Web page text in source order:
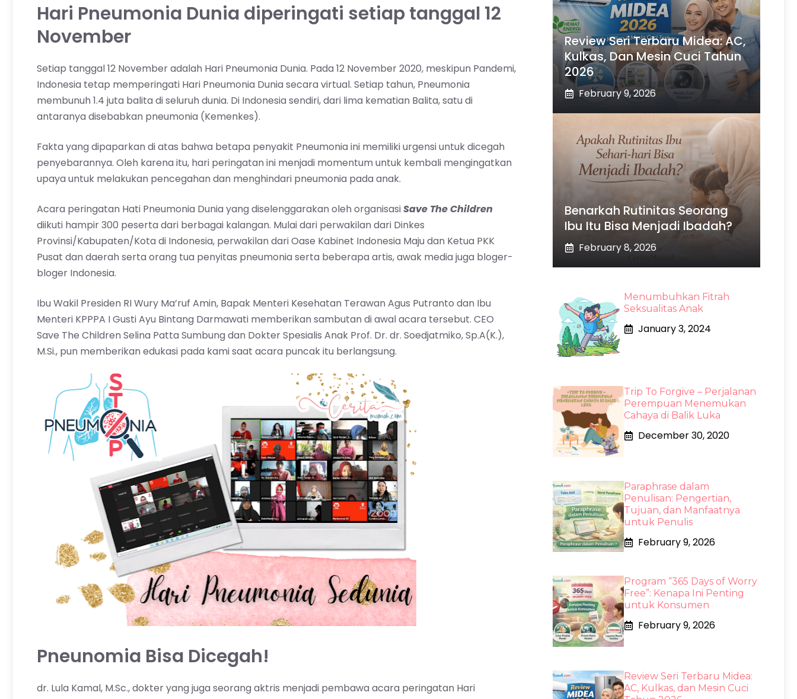
Hari Pneumonia Dunia diperingati setiap tanggal 12
November
Setiap tanggal 12 November adalah Hari Pneumonia Dunia. Pada 12 November 2020, meskipun Pandemi,
Indonesia tetap memperingati Hari Pneumonia Dunia secara virtual. Setiap tahun, Pneumonia
membunuh 1.4 juta balita di seluruh dunia. Di Indonesia sendiri, dari lima kematian Balita, satu di
antaranya disebabkan pneumonia (Kemenkes).
Fakta yang dipaparkan di atas bahwa betapa penyakit Pneumonia ini memiliki urgensi untuk dicegah
penyebarannya. Oleh karena itu, hari peringatan ini menjadi momentum untuk kembali mengingatkan
upaya untuk melakukan pencegahan dan menghindari pneumonia pada anak.
Acara peringatan Hati Pneumonia Dunia yang diselenggarakan oleh organisasiSave The Children
diikuti hampir 300 peserta dari berbagai kalangan. Mulai dari perwakilan dari Dinkes
Provinsi/Kabupaten/Kota di Indonesia, perwakilan dari Oase Kabinet Indonesia Maju dan Ketua PKK
Pusat dan daerah serta orang tua penyitas pneumonia serta beberapa artis, awak media juga bloger-
bloger Indonesia.
Ibu Wakil Presiden RI Wury Ma’ruf Amin, Bapak Menteri Kesehatan Terawan Agus Putranto dan Ibu
Menteri KPPPA I Gusti Ayu Bintang Darmawati memberikan sambutan di awal acara tersebut. CEO
Save The Children Selina Patta Sumbung dan Dokter Spesialis Anak Prof. Dr. dr. Soedjatmiko, Sp.A(K.),
M.Si., pun memberikan edukasi pada kami saat acara puncak itu berlangsung.
Pneunomia Bisa Dicegah!
dr. Lula Kamal, M.Sc., dokter yang juga seorang aktris menjadi pembawa acara peringatan Hari
Review Seri Terbaru Midea: AC,
Kulkas, Dan Mesin Cuci Tahun
2026
February 9, 2026
Benarkah Rutinitas Seorang
Ibu Itu Bisa Menjadi Ibadah?
February 8, 2026
Menumbuhkan Fitrah
Seksualitas Anak
January 3, 2024
Trip To Forgive – Perjalanan
Perempuan Menemukan
Cahaya di Balik Luka
December 30, 2020
Paraphrase dalam
Penulisan: Pengertian,
Tujuan, dan Manfaatnya
untuk Penulis
February 9, 2026
Program “365 Days of Worry
Free”: Kenapa Ini Penting
untuk Konsumen
February 9, 2026
Review Seri Terbaru Midea:
AC, Kulkas, dan Mesin Cuci